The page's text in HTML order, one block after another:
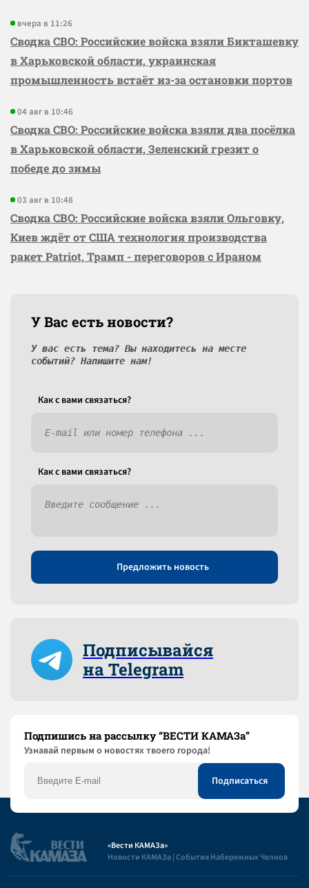
вчера в 11:26
Сводка СВО: Российские войска взяли Бикташевку
в Харьковской области, украинская
промышленность встаёт из-за остановки портов
04 авг в 10:46
Сводка СВО: Российские войска взяли два посёлка
в Харьковской области, Зеленский грезит о
победе до зимы
03 авг в 10:48
Сводка СВО: Российские войска взяли Ольговку,
Киев ждёт от США технология производства
ракет Patriot, Трамп - переговоров с Ираном
У Вас есть новости?
У вас есть тема? Вы находитесь на месте
событий? Напишите нам!
Как c вами связаться?
Как c вами связаться?
Предложить новость
Подписывайся
на Telegram
Подпишись на рассылку “ВЕСТИ КАМАЗа”
Узнaвай первым о новостях твоего города!
«Вести КАМАЗа»
Новости КАМАЗа | События Набережных Челнов